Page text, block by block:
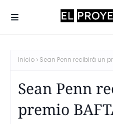
Inicio Sean Penn recibirá un
Sean Penn
premio